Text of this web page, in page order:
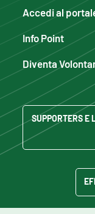
Accedi al
Info Point
Diventa
SUPPORTERS E